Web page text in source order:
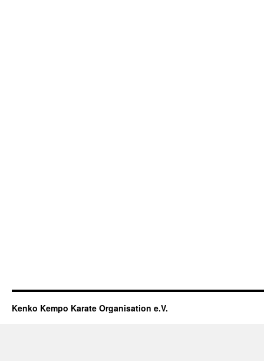
Kenko Kempo Karate Organisation e.V.